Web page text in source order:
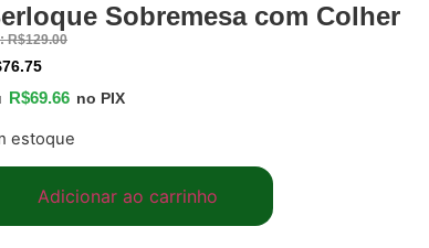
Sobremesa com Colher
R$129.00
76.75
R$69.66 no PIX
estoque
Adicionar ao carrinho